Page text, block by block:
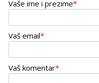
Vaše ime i prezime*
Vaš email*
Vaš komentar*